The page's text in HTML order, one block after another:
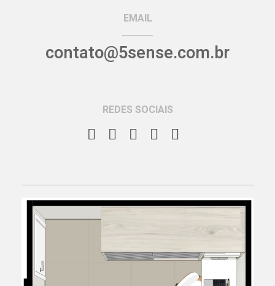
EMAIL
contato@5sense.com.br
REDES SOCIAIS